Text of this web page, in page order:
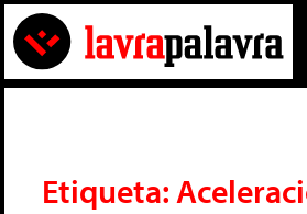
Etiqueta: